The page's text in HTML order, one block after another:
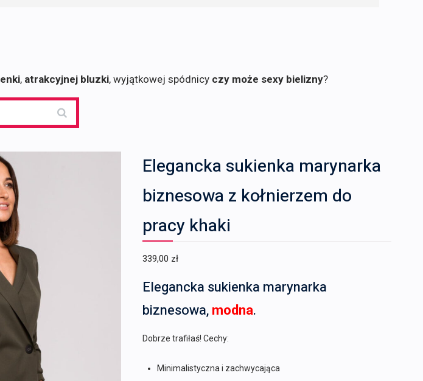
, atrakcyjnej bluzki, wyjątkowej spódnicy czy może sexy bielizny?
Elegancka sukienka marynarka
biznesowa z kołnierzem do
pracy khaki
339,00 zł
Elegancka sukienka marynarka
biznesowa,modna.
Dobrze trafiłaś! Cechy:
Minimalistyczna i zachwycająca